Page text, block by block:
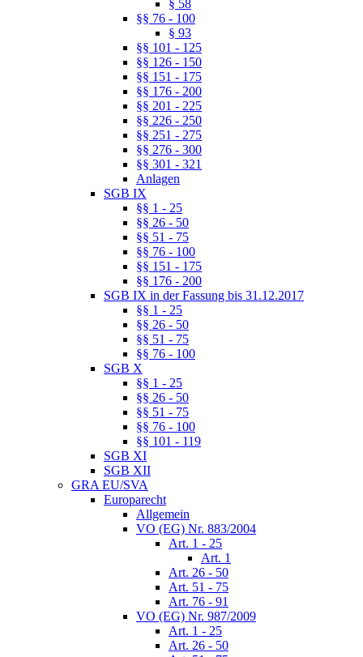
§ 58
§§ 76 - 100
§ 93
§§ 101 - 125
§§ 126 - 150
§§ 151 - 175
§§ 176 - 200
§§ 201 - 225
§§ 226 - 250
§§ 251 - 275
§§ 276 - 300
§§ 301 - 321
Anlagen
SGB IX
§§ 1 - 25
§§ 26 - 50
§§ 51 - 75
§§ 76 - 100
§§ 151 - 175
§§ 176 - 200
SGB IX in der Fassung bis 31.12.2017
§§ 1 - 25
§§ 26 - 50
§§ 51 - 75
§§ 76 - 100
SGB X
§§ 1 - 25
§§ 26 - 50
§§ 51 - 75
§§ 76 - 100
§§ 101 - 119
SGB XI
SGB XII
GRA EU/SVA
Europarecht
Allgemein
VO (EG) Nr. 883/2004
Art. 1 - 25
Art. 1
Art. 26 - 50
Art. 51 - 75
Art. 76 - 91
VO (EG) Nr. 987/2009
Art. 1 - 25
Art. 26 - 50